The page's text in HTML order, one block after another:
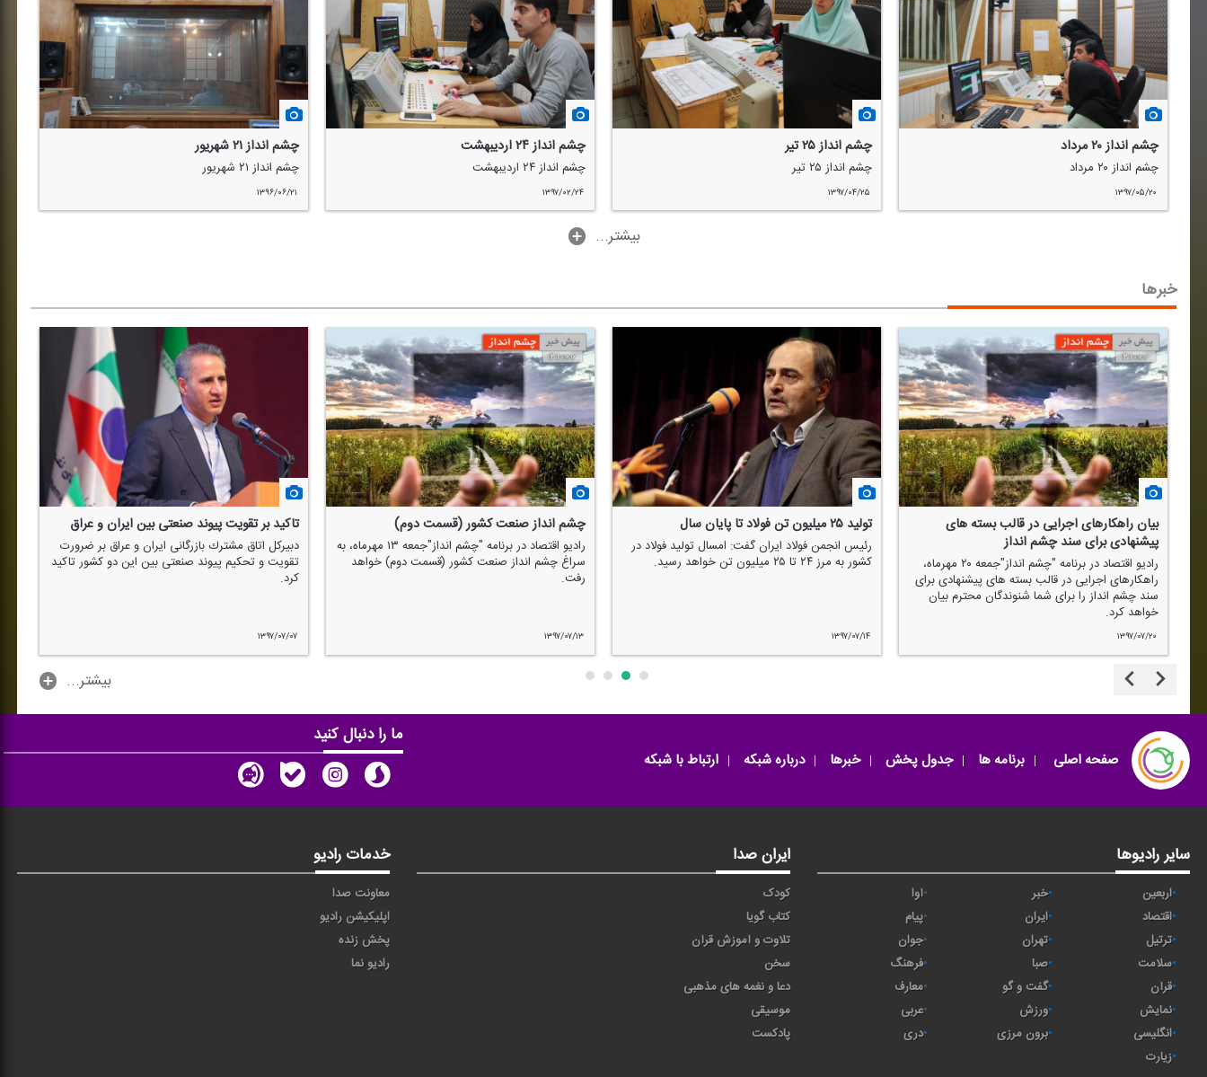
چشم انداز ۲۰ مرداد
چشم انداز ۲۰ مرداد
۱۳۹۷/۰۵/۲۰
چشم انداز ۲۵ تیر
چشم انداز ۲۵ تیر
۱۳۹۷/۰۴/۲۵
چشم انداز ۲۴ اردیبهشت
چشم انداز ۲۴ اردیبهشت
۱۳۹۷/۰۲/۲۴
چشم انداز ۲۱ شهریور
چشم انداز ۲۱ شهریور
۱۳۹۶/۰۶/۲۱
...بیشتر
خبرها
بیان راهكارهای اجرایی در قالب بسته های
پیشنهادی برای سند چشم انداز
رادیو اقتصاد در برنامه "چشم انداز"جمعه ۲۰ مهرماه،
راهكارهای اجرایی در قالب بسته های پیشنهادی برای
سند چشم انداز را برای شما شنوندگان محترم بیان
خواهد كرد.
۱۳۹۷/۰۷/۲۰
تولید ۲۵ میلیون تن فولاد تا پایان سال
رئیس انجمن فولاد ایران گفت: امسال تولید فولاد در
كشور به مرز ۲۴ تا ۲۵ میلیون تن خواهد رسید.
۱۳۹۷/۰۷/۱۴
چشم انداز صنعت كشور (قسمت دوم)
رادیو اقتصاد در برنامه "چشم انداز"جمعه ۱۳ مهرماه، به
سراغ چشم انداز صنعت كشور (قسمت دوم) خواهد
رفت.
۱۳۹۷/۰۷/۱۳
تاكید بر تقویت پیوند صنعتی بین ایران و عراق
دبیركل اتاق مشترك بازرگانی ایران و عراق بر ضرورت
تقویت و تحكیم پیوند صنعتی بین این دو كشور تاكید
كرد.
۱۳۹۷/۰۷/۰۷
...بیشتر
صفحه اصلی برنامه ها جدول پخش خبرها درباره شبکه ارتباط با شبکه
ما را دنبال کنید
سایر رادیوها
اربعین خبر
آوا
اقتصاد
ايران
پیام
ترتیل
تهران
جوان
سلامت
صبا
فرهنگ
قرآن
گفت و گو
معارف
نمایش
ورزش
عربی
انگلیسی
برون مرزی
دری
زیارت
ایران صدا
کودک
کتاب گویا
تلاوت و آموزش قرآن
سخن
دعا و نغمه های مذهبی
موسیقی
پادکست
خدمات رادیو
معاونت صدا
اپلیکیشن رادیو
پخش زنده
رادیو نما